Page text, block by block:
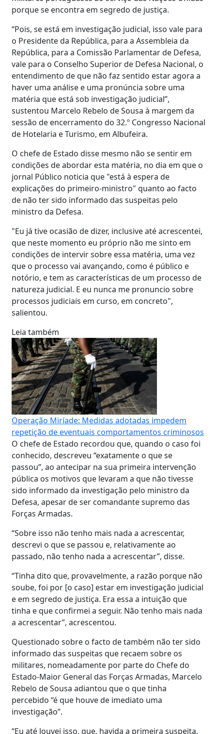
porque se encontra em segredo de justiça.
“Pois, se está em investigação judicial, isso vale para
o Presidente da República, para a Assembleia da
República, para a Comissão Parlamentar de Defesa,
vale para o Conselho Superior de Defesa Nacional, o
entendimento de que não faz sentido estar agora a
haver uma análise e uma pronúncia sobre uma
matéria que está sob investigação judicial”,
sustentou Marcelo Rebelo de Sousa à margem da
sessão de encerramento do 32.º Congresso Nacional
de Hotelaria e Turismo, em Albufeira.
O chefe de Estado disse mesmo não se sentir em
condições de abordar esta matéria, no dia em que o
jornal Público noticia que "está à espera de
explicações do primeiro-ministro" quanto ao facto
de não ter sido informado das suspeitas pelo
ministro da Defesa.
"Eu já tive ocasião de dizer, inclusive até acrescentei,
que neste momento eu próprio não me sinto em
condições de intervir sobre essa matéria, uma vez
que o processo vai avançando, como é público e
notório, e tem as características de um processo de
natureza judicial. E eu nunca me pronuncio sobre
processos judiciais em curso, em concreto",
salientou.
Leia também
Operação Miríade: Medidas adotadas impedem
repetição de eventuais comportamentos criminosos
O chefe de Estado recordou que, quando o caso foi
conhecido, descreveu “exatamente o que se
passou”, ao antecipar na sua primeira intervenção
pública os motivos que levaram a que não tivesse
sido informado da investigação pelo ministro da
Defesa, apesar de ser comandante supremo das
Forças Armadas.
“Sobre isso não tenho mais nada a acrescentar,
descrevi o que se passou e, relativamente ao
passado, não tenho nada a acrescentar”, disse.
“Tinha dito que, provavelmente, a razão porque não
soube, foi por [o caso] estar em investigação judicial
e em segredo de justiça. Era essa a intuição que
tinha e que confirmei a seguir. Não tenho mais nada
a acrescentar”, acrescentou.
Questionado sobre o facto de também não ter sido
informado das suspeitas que recaem sobre os
militares, nomeadamente por parte do Chefe do
Estado-Maior General das Forças Armadas, Marcelo
Rebelo de Sousa adiantou que o que tinha
percebido “é que houve de imediato uma
investigação”.
“Eu até louvei isso, que, havida a primeira suspeita,